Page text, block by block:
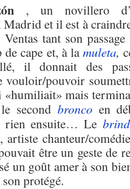
, un novillero
et il est à
tant son
de cape et, à lamuleta,
il donnait des
vouloir/pouvoir
«humiliait» mais
second bronco en
rien ensuite… Le
artiste chanteur/
être un geste de
un goût amer à son
protégé.